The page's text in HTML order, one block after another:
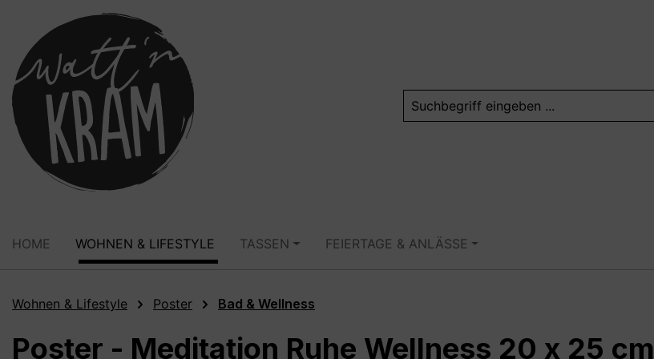
Zur Hauptnavigation springen
HOME WOHNEN & LIFESTYLE TASSEN FEIERTAGE & ANLÄSSE
Wohnen & Lifestyle Poster Bad & Wellness
Poster - Meditation Ruhe Wellness 20 x 25 cm